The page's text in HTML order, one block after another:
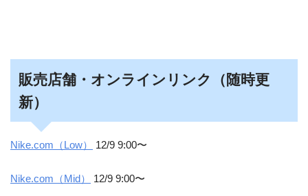
販売店舗・オンラインリンク（随時更
新）
Nike.com（Low） 12/9 9:00〜
Nike.com（Mid） 12/9 9:00〜